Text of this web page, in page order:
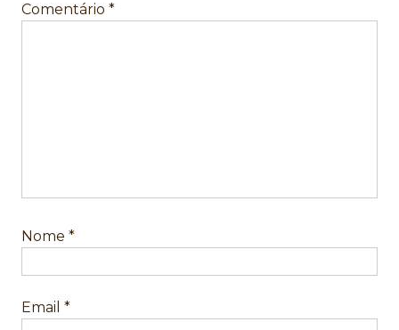
Comentário *
Nome *
Email *